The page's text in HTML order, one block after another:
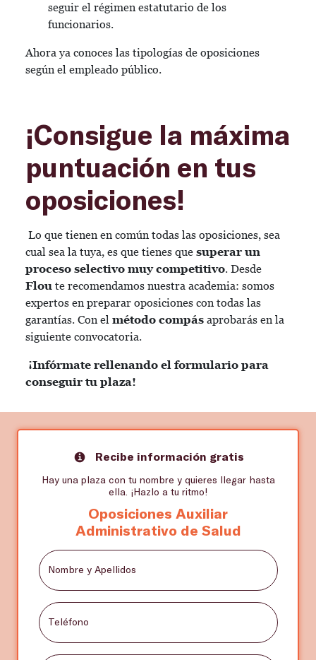
seguir el régimen estatutario de los
funcionarios.
Ahora ya conoces las tipologías de oposiciones
según el empleado público.
¡Consigue la máxima
puntuación en tus
oposiciones!
Lo que tienen en común todas las oposiciones, sea
cual sea la tuya, es que tienes que superar un
proceso selectivo muy competitivo. Desde
Flou te recomendamos nuestra academia: somos
expertos en preparar oposiciones con todas las
garantías. Con el método compás aprobarás en la
siguiente convocatoria.
¡Infórmate rellenando el formulario para
conseguir tu plaza!
Recibe información gratis
Hay una plaza con tu nombre y quieres llegar hasta
ella. ¡Hazlo a tu ritmo!
Oposiciones Auxiliar
Administrativo de Salud
Nombre y Apellidos
Teléfono